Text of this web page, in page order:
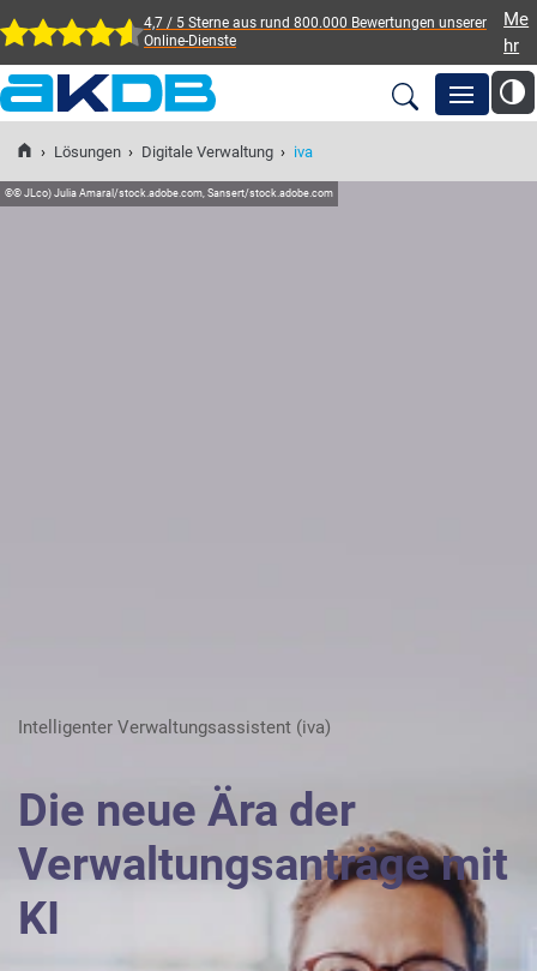
4,7 / 5 Sterne aus rund 800.000 Bewertungen unserer
Online-Dienste
Me
hr
AKDB Anstalt für
Kommunale
Datenverarbeitung in
Bayern
Newsroom
› Lösungen › Digitale Verwaltung › iva
©© JLco) Julia Amaral/stock.adobe.com, Sansert/stock.adobe.com
Intelligenter Verwaltungsassistent (iva)
Die neue Ära der
Verwaltungsanträge mit
KI